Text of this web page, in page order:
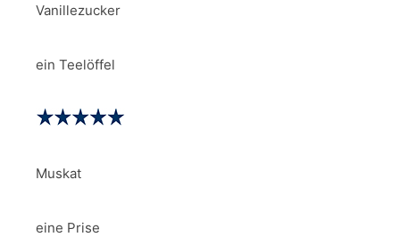
Vanillezucker
ein Teelöffel
Muskat
eine Prise